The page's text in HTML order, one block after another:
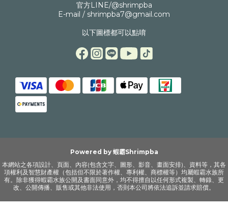
官方LINE/@shrimpba
E-mail / shrimpba7@gmail.com
以下圖標都可以點唷
Powered by 蝦霸Shrimpba
本網站之各項設計、頁面、內容(包含文字、圖形、影音、畫面安排)、資料等，其各
項權利及智慧財產權（包括但不限於著作權、專利權、商標權等）均屬蝦霸水族所
有。除非獲得蝦霸水族公開及書面同意外，均不得擅自以任何形式複製、轉錄、更
改、公開傳播、販售或其他非法使用，否則本公司將依法追訴並請求賠償。